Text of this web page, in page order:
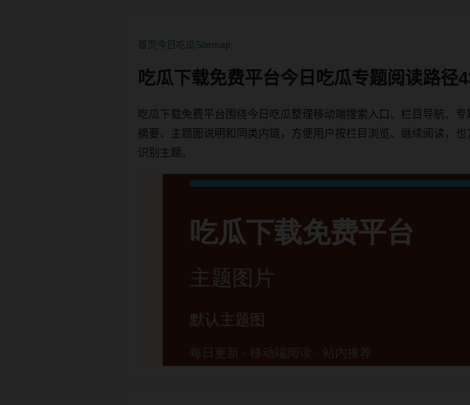
首页今日吃瓜Sitemap
吃瓜下载免费平台今日吃瓜专题阅读路径
吃瓜下载免费平台围绕今日吃瓜整理移动端搜索入口、栏目导航、
摘要、主题图说明和同类内链，方便用户按栏目浏览、继续阅读，
识别主题。